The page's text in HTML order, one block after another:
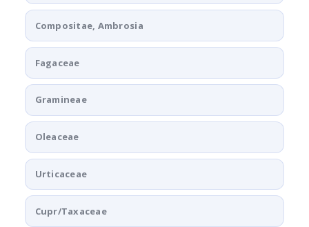
Compositae, Ambrosia
Fagaceae
Gramineae
Oleaceae
Urticaceae
Cupr/Taxaceae